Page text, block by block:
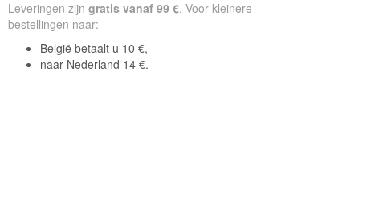
Leveringen zijn gratis vanaf 99 €. Voor kleinere
bestellingen naar:
België betaalt u 10 €,
naar Nederland 14 €.